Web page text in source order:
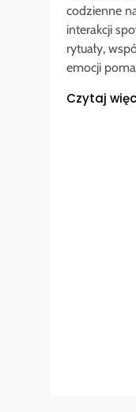
codzienne
interakcji
rytuały,
emocji
Czytaj